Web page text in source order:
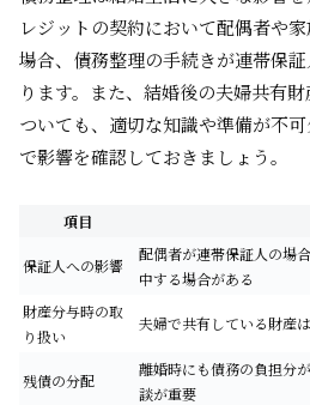
レジットの契約において配偶者や
場合、債務整理の手続きが連帯保
ります。また、結婚後の夫婦共有
ついても、適切な知識や準備が不
で影響を確認しておきましょう。
項目
保証人への影響
配偶者が連帯保証人の場
中する場合がある
財産分与時の取
り扱い
夫婦で共有している財産
残債の分配
離婚時にも債務の負担分
談が重要